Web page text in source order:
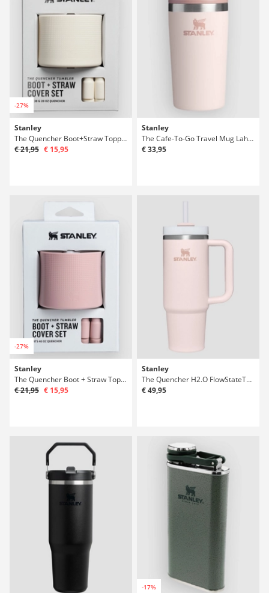
-27%
Stanley
The Quencher Boot+Straw Topper 20oz/30oz Top
€ 21,95 € 15,95
Stanley
The Cafe-To-Go Travel Mug Lahev
€ 33,95
-27%
Stanley
The Quencher Boot + Straw Topper 40oz Lahev
€ 21,95 € 15,95
Stanley
The Quencher H2.O FlowStateTumbler 0,89l Lahev
€ 49,95
-17%